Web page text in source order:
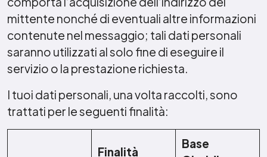
mittente nonché di eventuali altre informazioni
contenute nel messaggio; tali dati personali
saranno utilizzati al solo fine di eseguire il
servizio o la prestazione richiesta.
I tuoi dati personali, una volta raccolti, sono
trattati per le seguenti finalità:
Finalità
Base